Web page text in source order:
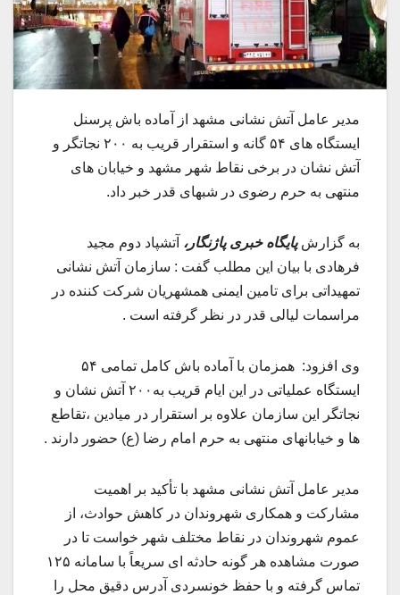
مدیر عامل آتش نشانی مشهد از آماده باش پرسنل
ایستگاه های ۵۴ گانه و استقرار قریب به ۲۰۰ نجاتگر و
آتش نشان در برخی نقاط شهر مشهد و خیابان های
منتهی به حرم رضوی در شبهای قدر خبر داد.
به گزارشپایگاه خبری پاژنگار، آتشپاد دوم مجید
فرهادی با بیان این مطلب گفت : سازمان آتش نشانی
تمهیداتی برای تامین ایمنی همشهریان شرکت کننده در
مراسمات لیالی قدر در نظر گرفته است .
وی افزود: همزمان با آماده باش کامل تمامی ۵۴
ایستگاه عملیاتی در این ایام قریب به۲۰۰ آتش نشان و
نجاتگر این سازمان علاوه بر استقرار در میادین ،تقاطع
ها و خیابانهای منتهی به حرم امام رضا (ع) حضور دارند .
مدیر عامل آتش نشانی مشهد با تأکید بر اهمیت
مشارکت و همکاری شهروندان در کاهش حوادث، از
عموم شهروندان در نقاط مختلف شهر خواست تا در
صورت مشاهده هر گونه حادثه ای سریعاً با سامانه ۱۲۵
تماس گرفته و با حفظ خونسردی آدرس دقیق محل را